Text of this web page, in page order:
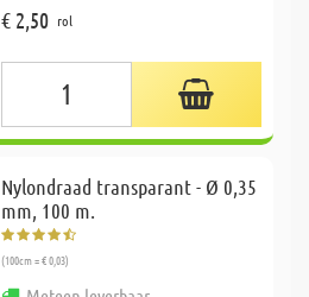
€ 2,50 rol
Nylondraad transparant - Ø 0,35
mm, 100 m.
(100cm = € 0,03)